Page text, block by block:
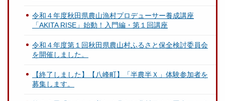
令和４年度秋田県農山漁村プロデューサー養成講座
「AKITA RISE」始動！入門編・第１回講座
令和４年度第１回秋田県農山村ふるさと保全検討委員会
を開催しました。
【終了しました】【八峰町】「半農半Ｘ」体験参加者を
募集します。